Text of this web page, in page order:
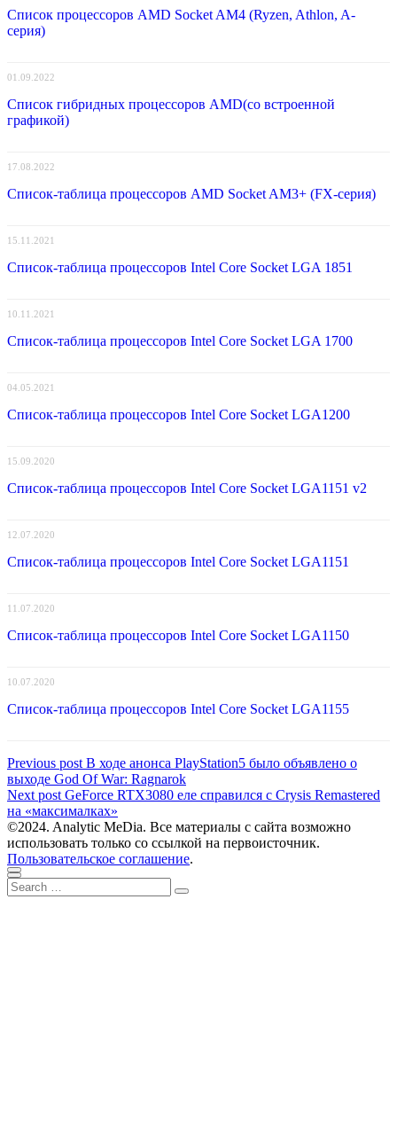
Список процессоров AMD Socket AM4 (Ryzen, Athlon, A-
серия)
01.09.2022
Список гибридных процессоров AMD(со встроенной
графикой)
17.08.2022
Список-таблица процессоров AMD Socket AM3+ (FX-серия)
15.11.2021
Список-таблица процессоров Intel Core Socket LGA 1851
10.11.2021
Список-таблица процессоров Intel Core Socket LGA 1700
04.05.2021
Список-таблица процессоров Intel Core Socket LGA1200
15.09.2020
Список-таблица процессоров Intel Core Socket LGA1151 v2
12.07.2020
Список-таблица процессоров Intel Core Socket LGA1151
11.07.2020
Список-таблица процессоров Intel Core Socket LGA1150
10.07.2020
Список-таблица процессоров Intel Core Socket LGA1155
Навигация
по
записям
Previous post Previous
post:
В ходе анонса PlayStation5 было объявлено о
выходе God Of War: Ragnarok
Next post Next
post:
GeForce RTX3080 еле справился с Crysis Remastered
на «максималках»
©2024. Analytic MeDia. Все материалы с сайта возможно
использовать только со ссылкой на первоисточник.
Пользовательское соглашение.
Scroll
to
Close
Search
for:
Search